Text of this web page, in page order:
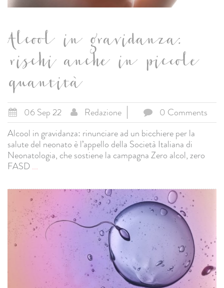
Alcool in gravidanza:
rischi anche in piccole
quantità
06 Sep 22 Redazione
0 Comments
Alcool in gravidanza: rinunciare ad un bicchiere per la
salute del neonato è l’appello della Società Italiana di
Neonatologia, che sostiene la campagna Zero alcol, zero
FASD...